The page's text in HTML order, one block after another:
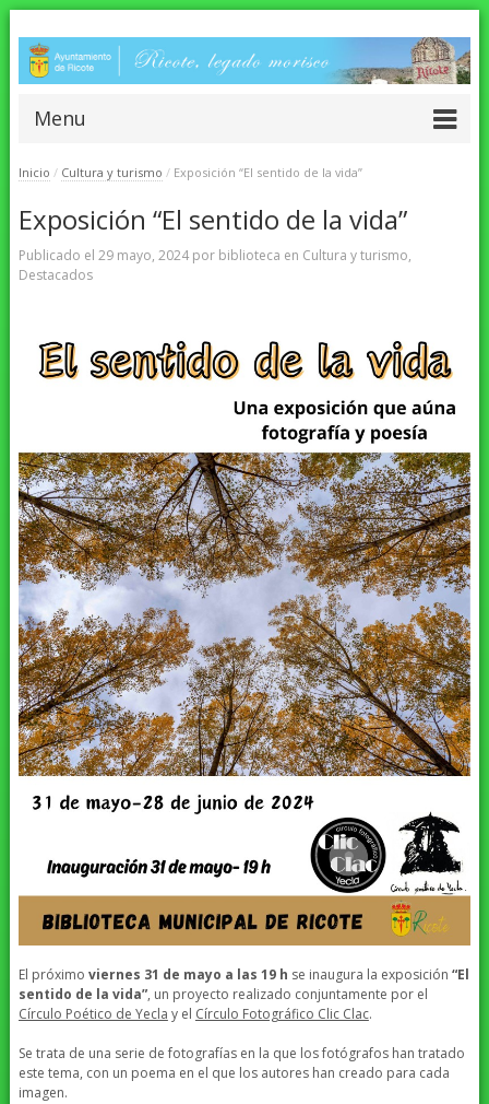
Menu
Inicio / Cultura y turismo / Exposición “El sentido de la vida”
Exposición “El sentido de la vida”
Publicado el 29 mayo, 2024por biblioteca en Cultura y turismo,
Destacados
El próximo viernes 31 de mayo a las 19 h se inaugura la exposición “El
sentido de la vida”, un proyecto realizado conjuntamente por el
Círculo Poético de Yecla y el Círculo Fotográfico Clic Clac.
Se trata de una serie de fotografías en la que los fotógrafos han tratado
este tema, con un poema en el que los autores han creado para cada
imagen.